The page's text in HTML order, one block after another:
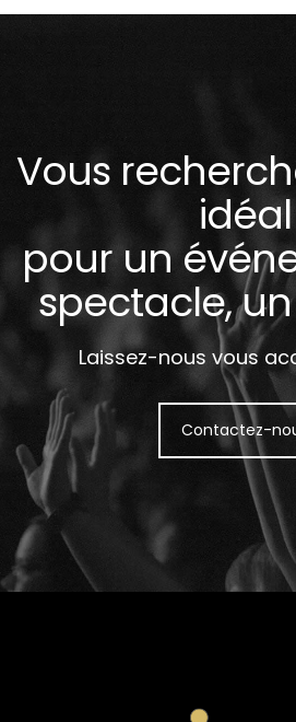
Vous
idéal
pour un
spectacle,
Laissez-nous vous
Contactez-